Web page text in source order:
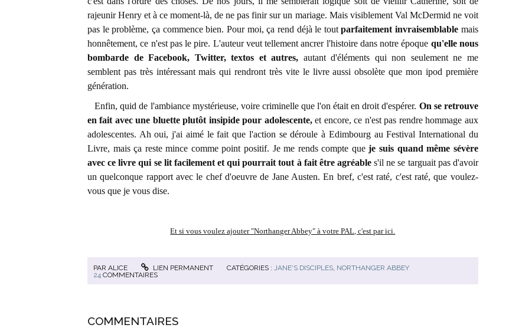
rajeunir Henry et à ce moment-là, de ne pas finir sur un mariage. Mais visiblement Val McDermid ne voit
pas le problème, ça commence bien. Pour moi, ça rend déjà le toutparfaitement invraisemblable mais
honnêtement, ce n'est pas le pire. L'auteur veut tellement ancrer l'histoire dans notre époque qu'elle nous
bombarde de Facebook, Twitter, textos et autres, autant d'éléments qui non seulement ne me
semblent pas très intéressant mais qui rendront très vite le livre aussi obsolète que mon ipod première
génération.
Enfin, quid de l'ambiance mystérieuse, voire criminelle que l'on était en droit d'espérer. On se retrouve
en fait avec une bluette plutôt insipide pour adolescente,et encore, ce n'est pas rendre hommage aux
adolescentes. Ah oui, j'ai aimé le fait que l'action se déroule à Edimbourg au Festival International du
Livre, mais ça reste mince comme point positif. Je me rends compte queje suis quand même sévère
avec ce livre qui se lit facilement et qui pourrait tout à fait être agréables'il ne se targuait pas d'avoir
un quelconque rapport avec le chef d'oeuvre de Jane Austen. En bref, c'est raté, c'est raté, que voulez-
vous que je vous dise.
Et si vous voulez ajouter "Northanger Abbey" à votre PAL, c'est par ici.
PAR ALICE LIEN PERMANENT CATÉGORIES : JANE'S DISCIPLES NORTHANGER ABBEY
24 COMMENTAIRES
COMMENTAIRES